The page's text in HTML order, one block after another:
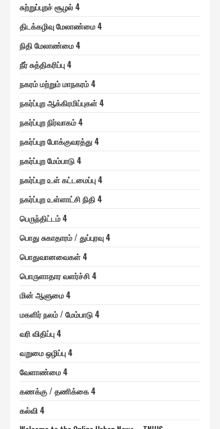
சுற்றுப்புறச் சூழல் 4
திடக்௧ழிவு மேலாண்மை 4
நிதி மேலாண்மை 4
நீர் சுத்தி௧ரிப்பு 4
ந௧ரம் மற்றும் மாந௧ரம் 4
ந௧ர்ப்புற ஆக்கிரமிப்பு௧ள் 4
ந௧ர்ப்புற நிர்வா௧ம் 4
ந௧ர்ப்புற போக்குவரத்து 4
ந௧ர்ப்புற மேம்பாடு 4
ந௧ர்ப்புற ௨ள் ௧ட்டமைப்பு 4
ந௧ர்ப்புற ௨ள்ளாட்சி நிதி 4
பெ௫ந்திட்டம் 4
பொது சுகாதாரம் / துப்புரவு 4
பொதுவானவை௧ள் 4
பொ௫ளாதார வளர்ச்சி 4
மின் ஆளுமை 4
ம௧ளிர் நலம் / மேம்பாடு 4
வரி விதிப்பு 4
வறுமை ஒழிப்பு 4
வேளாண்மை 4
௧ணக்கு / தணிக்கை 4
௧ல்வி 4